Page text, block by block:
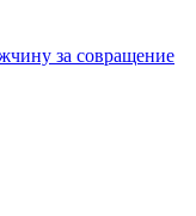
за совращение